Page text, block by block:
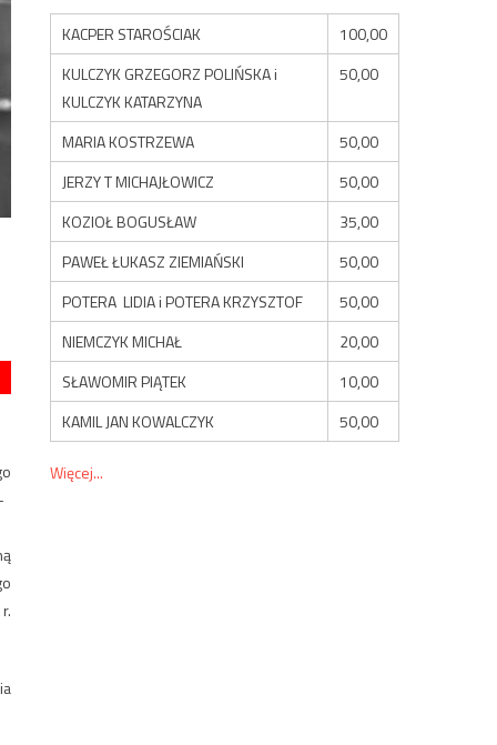
KACPER STAROŚCIAK
100,00
KULCZYK GRZEGORZ POLIŃSKA i
KULCZYK KATARZYNA
50,00
MARIA KOSTRZEWA
50,00
JERZY T MICHAJŁOWICZ
50,00
KOZIOŁ BOGUSŁAW
35,00
PAWEŁ ŁUKASZ ZIEMIAŃSKI
50,00
POTERA LIDIA i POTERA KRZYSZTOF
50,00
NIEMCZYK MICHAŁ
20,00
SŁAWOMIR PIĄTEK
10,00
KAMIL JAN KOWALCZYK
50,00
Więcej...